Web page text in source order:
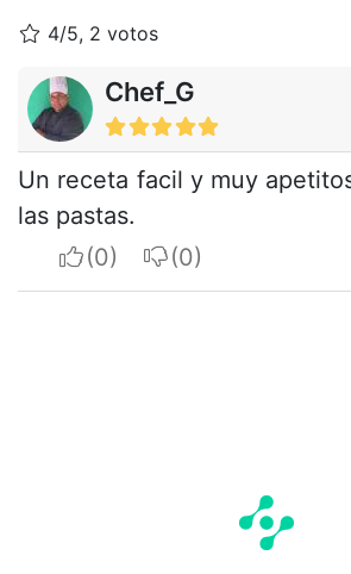
4/5, 2 votos
Chef_G
Un receta facil y muy
las pastas.
I apreciateI do not